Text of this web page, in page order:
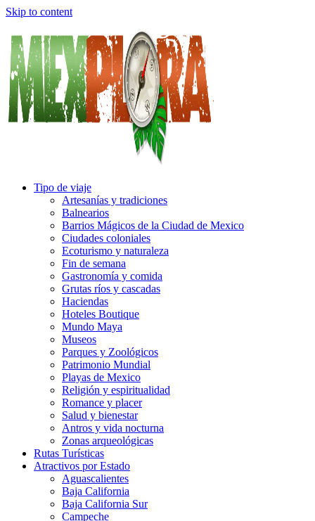
Skip to content
Tipo de viaje
Artesanías y tradiciones
Balnearios
Barrios Mágicos de la Ciudad de Mexico
Ciudades coloniales
Ecoturismo y naturaleza
Fin de semana
Gastronomía y comida
Grutas ríos y cascadas
Haciendas
Hoteles Boutique
Mundo Maya
Museos
Parques y Zoológicos
Patrimonio Mundial
Playas de Mexico
Religión y espiritualidad
Romance y placer
Salud y bienestar
Antros y vida nocturna
Zonas arqueológicas
Rutas Turísticas
Atractivos por Estado
Aguascalientes
Baja California
Baja California Sur
Campeche